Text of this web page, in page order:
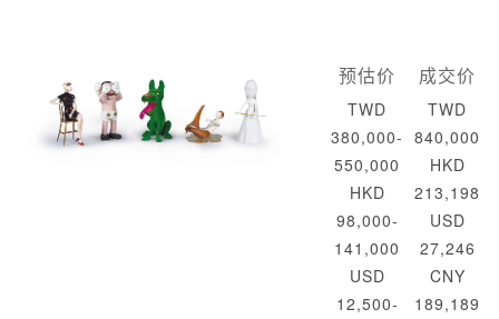
预估价
TWD
380,000-
550,000
HKD
98,000-
141,000
USD
12,500-
成交价
TWD
840,000
HKD
213,198
USD
27,246
CNY
189,189